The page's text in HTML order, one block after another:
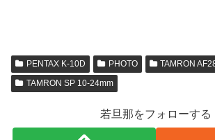
PENTAX K-10D PHOTO
TAMRON
TAMRON SP 10-24mm
若旦那をフォローする